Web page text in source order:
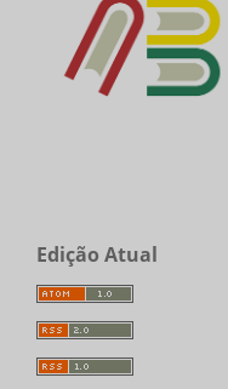
Edição Atual